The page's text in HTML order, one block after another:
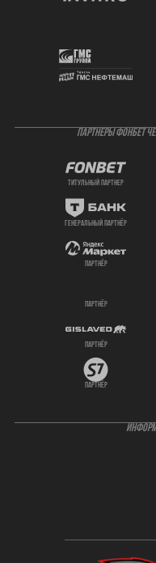
ПАРТНЕРЫ ФОНБЕТ
титульный партнер
генеральный партнёр
партнёр
партнёр
партнёр
партнёр